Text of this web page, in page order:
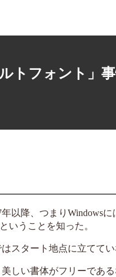
トフォント」
以降、つまりWindowsに
いうことを知った。
スタート地点に立ててい
しい書体がフリーであ